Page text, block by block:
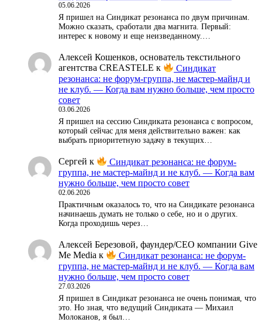
05.06.2026
Я пришел на Синдикат резонанса по двум причинам.
Можно сказать, сработали два магнита. Первый:
интерес к новому и еще неизведанному.…
Алексей Кошенков, основатель текстильного
агентства CREASTELE к
Синдикат
резонанса: не форум-группа, не мастер-майнд и
не клуб. — Когда вам нужно больше, чем просто
совет
03.06.2026
Я пришел на сессию Синдиката резонанса с вопросом,
который сейчас для меня действительно важен: как
выбрать приоритетную задачу в текущих…
Сергей к
Синдикат резонанса: не форум-
группа, не мастер-майнд и не клуб. — Когда вам
нужно больше, чем просто совет
02.06.2026
Практичным оказалось то, что на Синдикате резонанса
начинаешь думать не только о себе, но и о других.
Когда проходишь через…
Алексей Березовой, фаундер/СЕО компании Give
Me Media к
Синдикат резонанса: не форум-
группа, не мастер-майнд и не клуб. — Когда вам
нужно больше, чем просто совет
27.03.2026
Я пришел в Синдикат резонанса не очень понимая, что
это. Но зная, что ведущий Синдиката — Михаил
Молоканов, я был…